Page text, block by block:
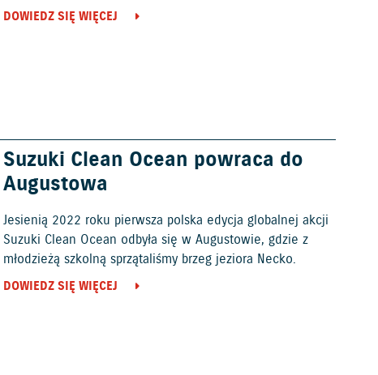
DOWIEDZ SIĘ WIĘCEJ
Suzuki Clean Ocean powraca do
Augustowa
Jesienią 2022 roku pierwsza polska edycja globalnej akcji
Suzuki Clean Ocean odbyła się w Augustowie, gdzie z
młodzieżą szkolną sprzątaliśmy brzeg jeziora Necko.
DOWIEDZ SIĘ WIĘCEJ